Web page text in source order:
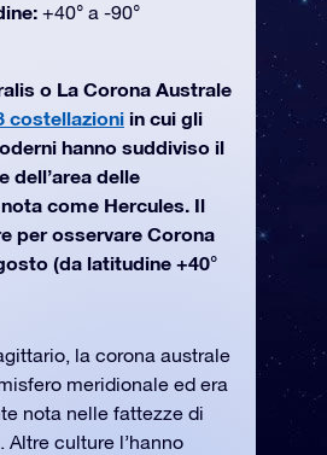
+40° a -90°
o La Corona Australe
costellazioni in cui gli
hanno suddiviso il
dell’area delle
come Hercules. Il
per osservare Corona
(da latitudine +40°
la corona australe
meridionale ed era
nota nelle fattezze di
Altre culture l’hanno